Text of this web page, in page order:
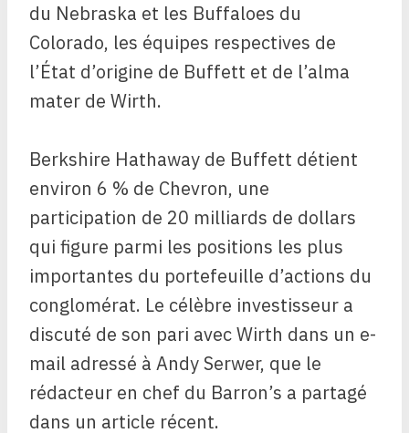
du Nebraska et les Buffaloes du
Colorado, les équipes respectives de
l’État d’origine de Buffett et de l’alma
mater de Wirth.
Berkshire Hathaway de Buffett détient
environ 6 % de Chevron, une
participation de 20 milliards de dollars
qui figure parmi les positions les plus
importantes du portefeuille d’actions du
conglomérat. Le célèbre investisseur a
discuté de son pari avec Wirth dans un e-
mail adressé à Andy Serwer, que le
rédacteur en chef du Barron’s a partagé
dans un article récent.